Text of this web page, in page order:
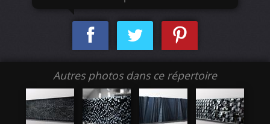
Autres photos dans ce répertoire